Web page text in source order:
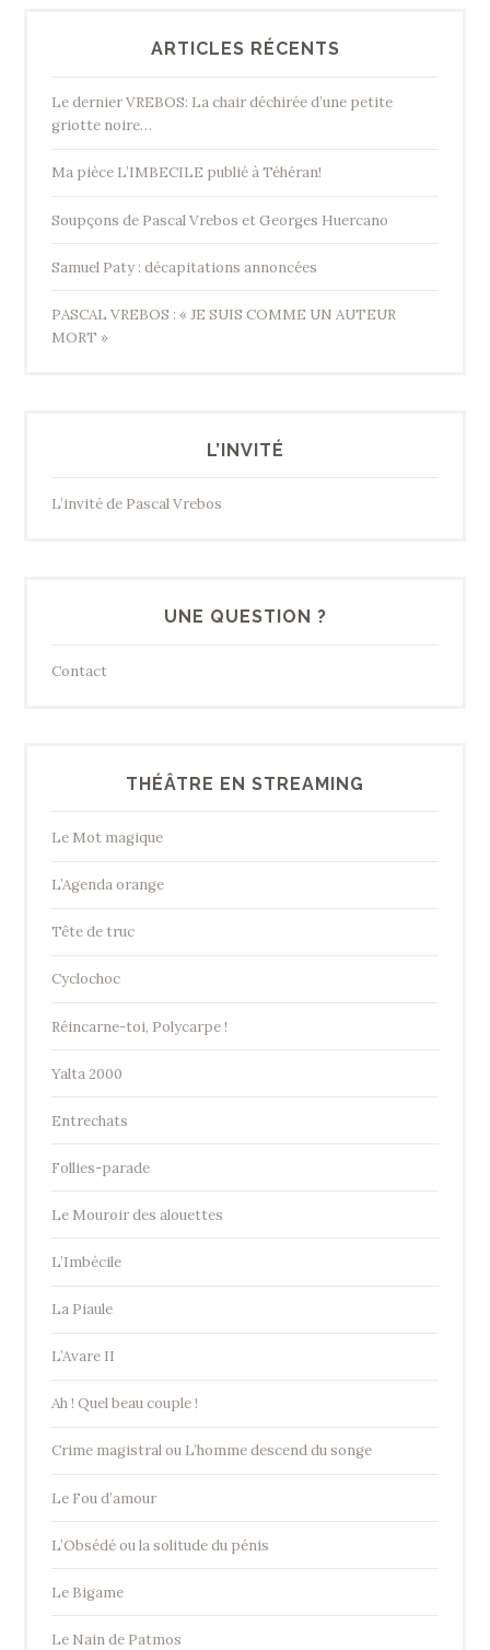
ARTICLES RÉCENTS
Le dernier VREBOS: La chair déchirée d’une petite
griotte noire…
Ma pièce L’IMBECILE publié à Téhéran!
Soupçons de Pascal Vrebos et Georges Huercano
Samuel Paty : décapitations annoncées
PASCAL VREBOS : « JE SUIS COMME UN AUTEUR
MORT »
L’INVITÉ
L’invité de Pascal Vrebos
UNE QUESTION ?
Contact
THÉÂTRE EN STREAMING
Le Mot magique
L’Agenda orange
Tête de truc
Cyclochoc
Réincarne-toi, Polycarpe !
Yalta 2000
Entrechats
Follies-parade
Le Mouroir des alouettes
L’Imbécile
La Piaule
L’Avare II
Ah ! Quel beau couple !
Crime magistral ou L’homme descend du songe
Le Fou d’amour
L’Obsédé ou la solitude du pénis
Le Bigame
Le Nain de Patmos